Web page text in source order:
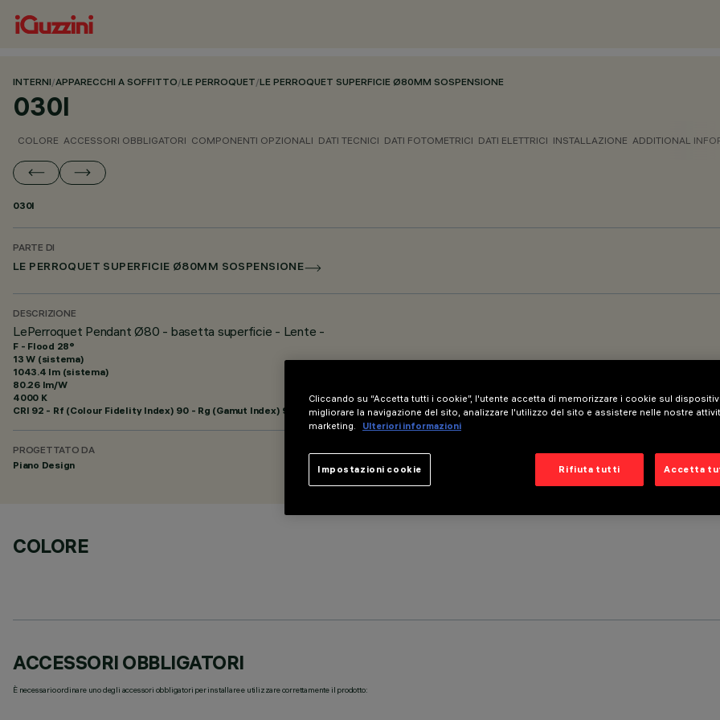
INTERNI/APPARECCHI A SOFFITTO/LE PERROQUET/LE PERROQUET SUPERFICIE Ø80MM SOSPENSIONE
030I
COLORE ACCESSORI OBBLIGATORI COMPONENTI OPZIONALI DATI TECNICI DATI FOTOMETRICI DATI ELETTRICI INSTALLAZIONE ADDITIONAL
030I
PARTE DI
LE PERROQUET SUPERFICIE Ø80MM SOSPENSIONE
DESCRIZIONE
LePerroquet Pendant Ø80 - basetta superficie - Lente -
F - Flood 28°
13 W (sistema)
1043.4 lm (sistema)
80.26 lm/W
4000 K
CRI 92 - Rf (Colour Fidelity Index) 90 - Rg (Gamut Index) 98
PROGETTATO DA
Piano Design
COLORE
ACCESSORI OBBLIGATORI
È necessario ordinare uno degli accessori obbligatori per installare e utilizzare correttamente il prodotto:
Cliccando su “Accetta tutti i cookie”, l'utente accetta di memorizzare i cookie sul
migliorare la navigazione del sito, analizzare l'utilizzo del sito e assistere nelle nostre
marketing.
Ulteriori informazioni
Rifiuta tutti Accetta
Impostazioni cookie